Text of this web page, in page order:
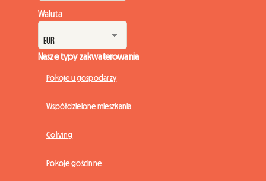
Waluta
Nasze typy zakwaterowania
Pokoje u gospodarzy
Współdzielone mieszkania
Coliving
Pokoje gościnne